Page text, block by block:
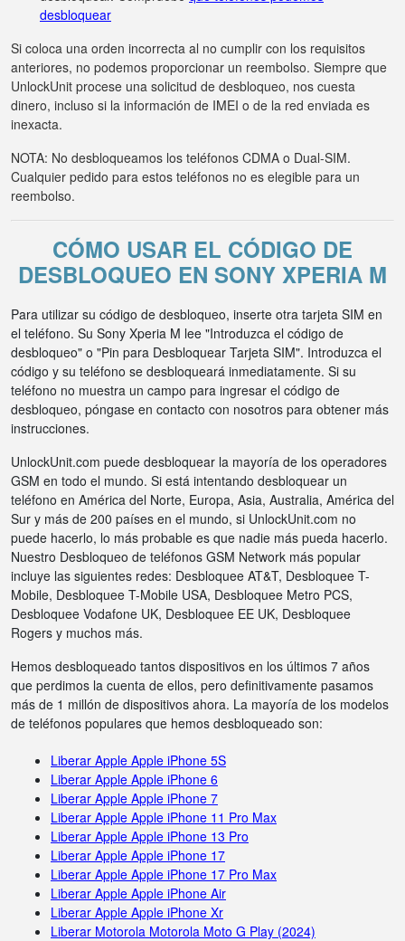
desbloquear
Si coloca una orden incorrecta al no cumplir con los requisitos
anteriores, no podemos proporcionar un reembolso. Siempre que
UnlockUnit procese una solicitud de desbloqueo, nos cuesta
dinero, incluso si la información de IMEI o de la red enviada es
inexacta.
NOTA: No desbloqueamos los teléfonos CDMA o Dual-SIM.
Cualquier pedido para estos teléfonos no es elegible para un
reembolso.
CÓMO USAR EL CÓDIGO DE
DESBLOQUEO EN SONY XPERIA M
Para utilizar su código de desbloqueo, inserte otra tarjeta SIM en
el teléfono. Su Sony Xperia M lee "Introduzca el código de
desbloqueo" o "Pin para Desbloquear Tarjeta SIM". Introduzca el
código y su teléfono se desbloqueará inmediatamente. Si su
teléfono no muestra un campo para ingresar el código de
desbloqueo, póngase en contacto con nosotros para obtener más
instrucciones.
UnlockUnit.com puede desbloquear la mayoría de los operadores
GSM en todo el mundo. Si está intentando desbloquear un
teléfono en América del Norte, Europa, Asia, Australia, América del
Sur y más de 200 países en el mundo, si UnlockUnit.com no
puede hacerlo, lo más probable es que nadie más pueda hacerlo.
Nuestro Desbloqueo de teléfonos GSM Network más popular
incluye las siguientes redes: Desbloquee AT&T, Desbloquee T-
Mobile, Desbloquee T-Mobile USA, Desbloquee Metro PCS,
Desbloquee Vodafone UK, Desbloquee EE UK, Desbloquee
Rogers y muchos más.
Hemos desbloqueado tantos dispositivos en los últimos 7 años
que perdimos la cuenta de ellos, pero definitivamente pasamos
más de 1 millón de dispositivos ahora. La mayoría de los modelos
de teléfonos populares que hemos desbloqueado son:
Liberar Apple Apple iPhone 5S
Liberar Apple Apple iPhone 6
Liberar Apple Apple iPhone 7
Liberar Apple Apple iPhone 11 Pro Max
Liberar Apple Apple iPhone 13 Pro
Liberar Apple Apple iPhone 17
Liberar Apple Apple iPhone 17 Pro Max
Liberar Apple Apple iPhone Air
Liberar Apple Apple iPhone Xr
Liberar Motorola Motorola Moto G Play (2024)